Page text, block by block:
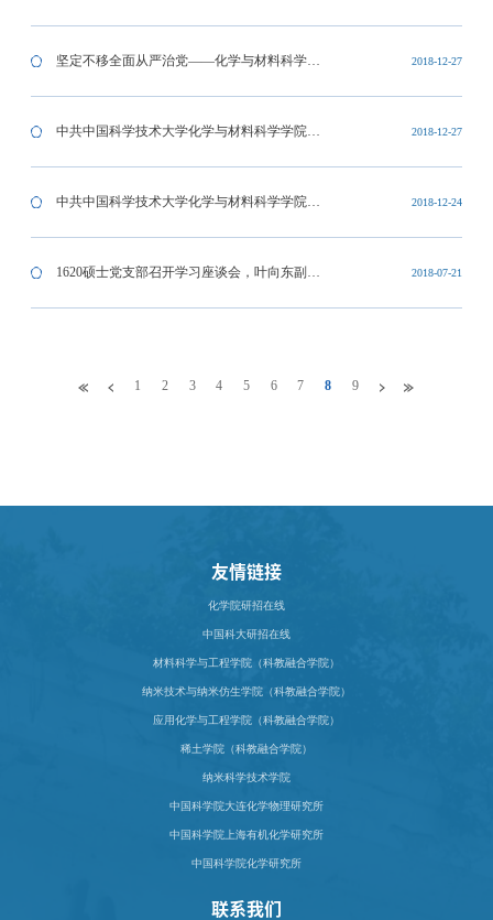
谈会
坚定不移全面从严治党——化学与材料科学学
院院与人文学院联合举办党课
2018-12-27
中共中国科学技术大学化学与材料科学学院应
用化学系总支党员大会顺利召开
2018-12-27
中共中国科学技术大学化学与材料科学学院委
员会党员大会顺利召开
2018-12-24
1620硕士党支部召开学习座谈会，叶向东副书 2018-07-21
1 2 3 4 5 6 7 8 9
友情链接
化学院研招在线
中国科大研招在线
材料科学与工程学院（科教融合学院）
纳米技术与纳米仿生学院（科教融合学院）
应用化学与工程学院（科教融合学院）
稀土学院（科教融合学院）
纳米科学技术学院
中国科学院大连化学物理研究所
中国科学院上海有机化学研究所
中国科学院化学研究所
联系我们